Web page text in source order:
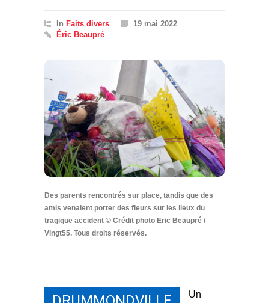
In Faits divers
19 mai 2022
Éric Beaupré
Des parents rencontrés sur place, tandis que des
amis venaient porter des fleurs sur les lieux du
tragique accident © Crédit photo Eric Beaupré /
Vingt55. Tous droits réservés.
Un